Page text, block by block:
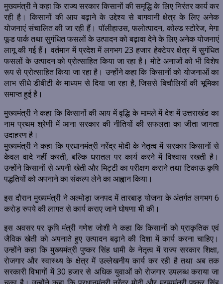
मुख्यमंत्री ने कहा कि राज्य सरकार किसानों की समृद्धि के लिए निरंतर कार्य कर
रही है। किसानों की आय बढ़ाने के उद्देश्य से बागवानी क्षेत्र के लिए अनेक
योजनाएं संचालित की जा रही हैं। पॉलीहाउस, फलोत्पादन, कोल्ड स्टोरेज, मेगा
फूड पार्क तथा सुगंधित फसलों के उत्पादन को बढ़ावा देने के लिए अनेक योजनाएं
लागू की गई हैं। वर्तमान में प्रदेश में लगभग 23 हजार हेक्टेयर क्षेत्र में सुगंधित
फसलों के उत्पादन को प्रोत्साहित किया जा रहा है। मोटे अनाजों को भी विशेष
रूप से प्रोत्साहित किया जा रहा है। उन्होंने कहा कि किसानों को योजनाओं का
लाभ सीधे डीबीटी के माध्यम से दिया जा रहा है, जिससे बिचौलियों की भूमिका
समाप्त हुई है।
मुख्यमंत्री ने कहा कि किसानों की आय में वृद्धि के मामले में देश में उत्तराखंड का
नाम प्रथम श्रेणी में आना सरकार की नीतियों की सफलता का जीता जागता
उदाहरण है।
मुख्यमंत्री ने कहा कि प्रधानमंत्री नरेंद्र मोदी के नेतृत्व में सरकार किसानों से
केवल वादे नहीं करती, बल्कि धरातल पर कार्य करने में विश्वास रखती है।
उन्होंने किसानों से अपनी खेती और मिट्टी का परीक्षण कराने तथा टिकाऊ कृषि
पद्धतियों को अपनाने का संकल्प लेने का आह्वान किया।
इस दौरान मुख्यमंत्री ने अल्मोड़ा जनपद में तारबाड़ योजना के अंतर्गत लगभग 6
करोड़ रुपये की लागत से कार्य कराए जाने घोषणा भी की।
इस अवसर पर कृषि मंत्री गणेश जोशी ने कहा कि किसानों को प्राकृतिक एवं
जैविक खेती को अपनाते हुए उत्पादन बढ़ाने की दिशा में कार्य करना चाहिए।
उन्होंने कहा कि मुख्यमंत्री पुष्कर सिंह धामी के नेतृत्व में राज्य सरकार शिक्षा,
रोजगार और स्वास्थ्य के क्षेत्र में उल्लेखनीय कार्य कर रही है तथा अब तक
सरकारी विभागों में 30 हजार से अधिक युवाओं को रोजगार उपलब्ध कराया जा